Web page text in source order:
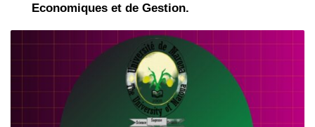
Economiques et de Gestion.